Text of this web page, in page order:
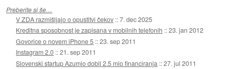
Preberite si še…
V ZDA razmišljajo o opustitvi čekov ::7. dec 2025
Kreditna sposobnost je zapisana v mobilnih telefonih ::23. jan 2012
Govorice o novem iPhone 5 ::23. sep 2011
Instagram 2.0 ::21. sep 2011
Slovenski startup Azumio dobil 2.5 mio financiranja ::27. jul 2011